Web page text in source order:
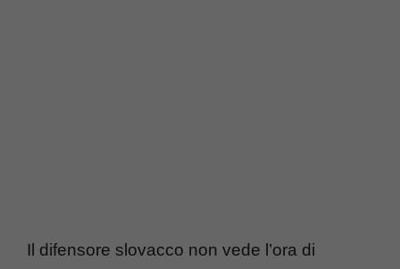
Il difensore slovacco non vede l’ora di